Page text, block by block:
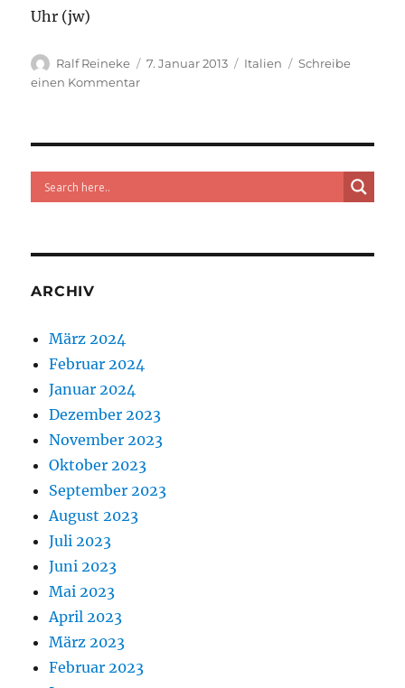
Uhr (jw)
Autor
Ralf Reineke
Veröffentlicht
7. Januar 2013 Kategorien
Italien
Schreibe
einen Kommentarzu
Bauarbeiten
der
daher
7.
Jänner
2013,
ausgesetzt.
Verfügung.
ARCHIV
März 2024
Februar 2024
Januar 2024
Dezember 2023
November 2023
Oktober 2023
September 2023
August 2023
Juli 2023
Juni 2023
Mai 2023
April 2023
März 2023
Februar 2023